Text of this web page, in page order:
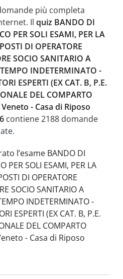
più completa
Il quiz BANDO DI
PER SOLI ESAMI, PER LA
DI OPERATORE
SOCIO SANITARIO A
INDETERMINATO -
ESPERTI (EX CAT. B, P.E.
DEL COMPARTO
- Casa di Riposo
contiene 2188 domande
l’esame BANDO DI
PER SOLI ESAMI, PER LA
DI OPERATORE
SOCIO SANITARIO A
INDETERMINATO -
ESPERTI (EX CAT. B, P.E.
DEL COMPARTO
- Casa di Riposo